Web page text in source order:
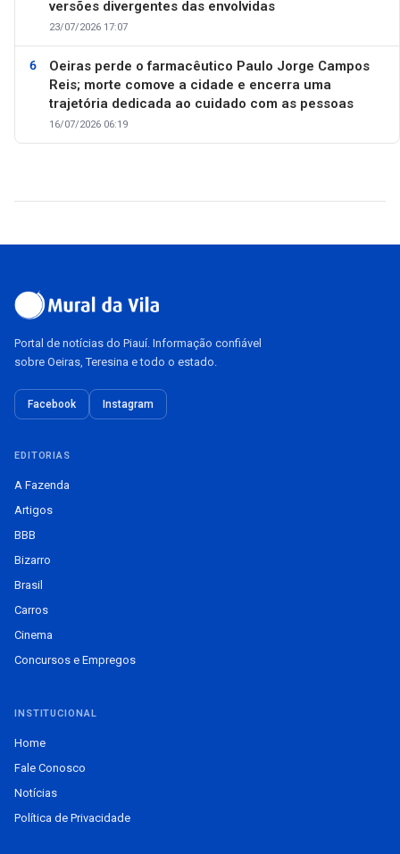
versões divergentes das envolvidas
23/07/2026 17:07
Oeiras perde o farmacêutico Paulo Jorge Campos
Reis; morte comove a cidade e encerra uma
trajetória dedicada ao cuidado com as pessoas
16/07/2026 06:19
Portal de notícias do Piauí. Informação confiável
sobre Oeiras, Teresina e todo o estado.
Facebook Instagram
EDITORIAS
A Fazenda
Artigos
BBB
Bizarro
Brasil
Carros
Cinema
Concursos e Empregos
INSTITUCIONAL
Home
Fale Conosco
Notícias
Política de Privacidade